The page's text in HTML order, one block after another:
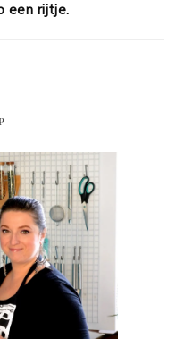
een rijtje.